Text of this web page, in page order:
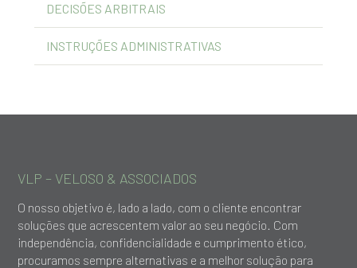
DECISÕES ARBITRAIS
INSTRUÇÕES ADMINISTRATIVAS
VLP – VELOSO & ASSOCIADOS
O nosso objetivo é, lado a lado, com o cliente encontrar
soluções que acrescentem valor ao seu negócio. Com
independência, confidencialidade e cumprimento ético,
procuramos sempre alternativas e a melhor solução para